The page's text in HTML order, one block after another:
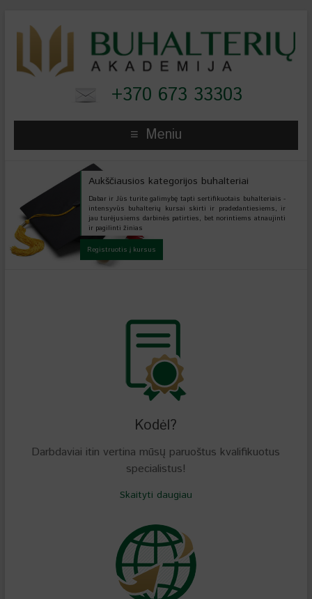
+370 673 33303
Meniu
Aukščiausios kategorijos buhalteriai
Dabar ir Jūs turite galimybę tapti sertifikuotais buhalteriais -
intensyvūs buhalterių kursai skirti ir pradedantiesiems, ir
jau turėjusiems darbinės patirties, bet norintiems atnaujinti
ir pagilinti žinias
Registruotis į kursus
Kodėl?
Darbdaviai itin vertina mūsų paruoštus kvalifikuotus
specialistus!
Skaityti daugiau